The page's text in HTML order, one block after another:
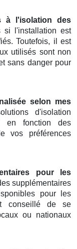
à l'isolation des
si l'installation est
Toutefois, il est
utilisés sont non
sans danger pour
selon mes
d'isolation
en fonction des
vos préférences
pour les
supplémentaires
pour les
conseillé de se
ou nationaux